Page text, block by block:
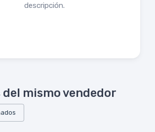
descripción.
mismo vendedor